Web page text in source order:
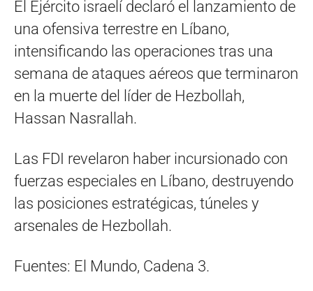
El Ejército israelí declaró el lanzamiento de
una ofensiva terrestre en Líbano,
intensificando las operaciones tras una
semana de ataques aéreos que terminaron
en la muerte del líder de Hezbollah,
Hassan Nasrallah.
Las FDI revelaron haber incursionado con
fuerzas especiales en Líbano, destruyendo
las posiciones estratégicas, túneles y
arsenales de Hezbollah.
Fuentes: El Mundo, Cadena 3.